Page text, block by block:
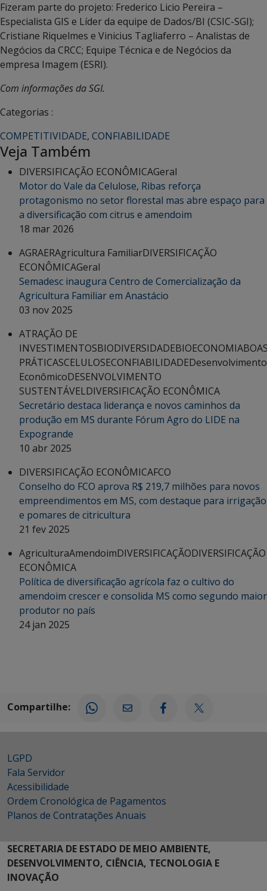
Fizeram parte do projeto: Frederico Licio Pereira –
Especialista GIS e Líder da equipe de Dados/BI (CSIC-SGI);
Cristiane Riquelmes e Vinicius Tagliaferro – Analistas de
Negócios da CRCC; Equipe Técnica e de Negócios da
empresa Imagem (ESRI).
Com informações da SGI.
Categorias :
COMPETITIVIDADE, CONFIABILIDADE
Veja Também
DIVERSIFICAÇÃO ECONÔMICAGeral
Motor do Vale da Celulose, Ribas reforça
protagonismo no setor florestal mas abre espaço para
a diversificação com citrus e amendoim
18 mar 2026
AGRAERAgricultura FamiliarDIVERSIFICAÇÃO
ECONÔMICAGeral
Semadesc inaugura Centro de Comercialização da
Agricultura Familiar em Anastácio
03 nov 2025
ATRAÇÃO DE
INVESTIMENTOSBIODIVERSIDADEBIOECONOMIA
PRÁTICASCELULOSECONFIABILIDADEDesenvolvimento
EconômicoDESENVOLVIMENTO
SUSTENTÁVELDIVERSIFICAÇÃO ECONÔMICA
Secretário destaca liderança e novos caminhos da
produção em MS durante Fórum Agro do LIDE na
Expogrande
10 abr 2025
DIVERSIFICAÇÃO ECONÔMICAFCO
Conselho do FCO aprova R$ 219,7 milhões para novos
empreendimentos em MS, com destaque para irrigação
e pomares de citricultura
21 fev 2025
AgriculturaAmendoimDIVERSIFICAÇÃODIVERSIFICAÇÃO
ECONÔMICA
Política de diversificação agrícola faz o cultivo do
amendoim crescer e consolida MS como segundo maior
produtor no país
24 jan 2025
Compartilhe:
LGPD
Fala Servidor
Acessibilidade
Ordem Cronológica de Pagamentos
Planos de Contratações Anuais
SECRETARIA DE ESTADO DE MEIO AMBIENTE,
DESENVOLVIMENTO, CIÊNCIA, TECNOLOGIA E
INOVAÇÃO